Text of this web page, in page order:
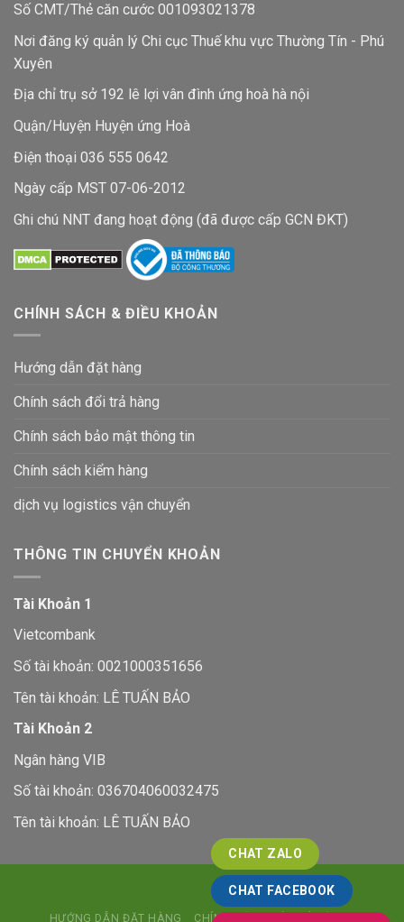
Số CMT/Thẻ căn cước 001093021378
Nơi đăng ký quản lý Chi cục Thuế khu vực Thường Tín - Phú
Xuyên
Địa chỉ trụ sở 192 lê lợi vân đình ứng hoà hà nội
Quận/Huyện Huyện ứng Hoà
Điện thoại 036 555 0642
Ngày cấp MST 07-06-2012
Ghi chú NNT đang hoạt động (đã được cấp GCN ĐKT)
CHÍNH SÁCH & ĐIỀU KHOẢN
Hướng dẫn đặt hàng
Chính sách đổi trả hàng
Chính sách bảo mật thông tin
Chính sách kiểm hàng
dịch vụ logistics vận chuyển
THÔNG TIN CHUYỂN KHOẢN
Tài Khoản 1
Vietcombank
Số tài khoản: 0021000351656
Tên tài khoản: LÊ TUẤN BẢO
Tài Khoản 2
Ngân hàng VIB
Số tài khoản: 036704060032475
Tên tài khoản: LÊ TUẤN BẢO
CHAT ZALO
CHAT FACEBOOK
HƯỚNG DẪN ĐẶT HÀNG CHÍNH SÁCH ĐỔI TRẢ HÀNG